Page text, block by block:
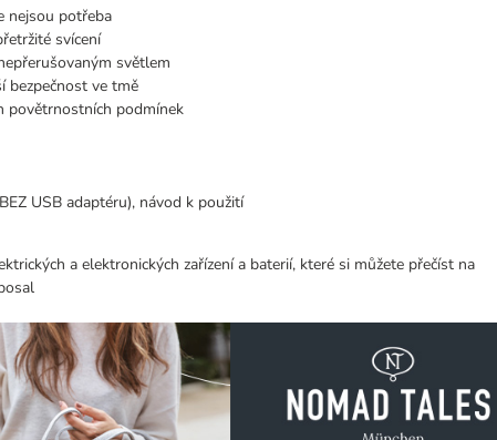
nejsou potřeba
svícení
světlem
bezpečnost ve tmě
povětrnostních podmínek
USB adaptéru), návod k použití
a elektronických zařízení a baterií, které si můžete přečíst na